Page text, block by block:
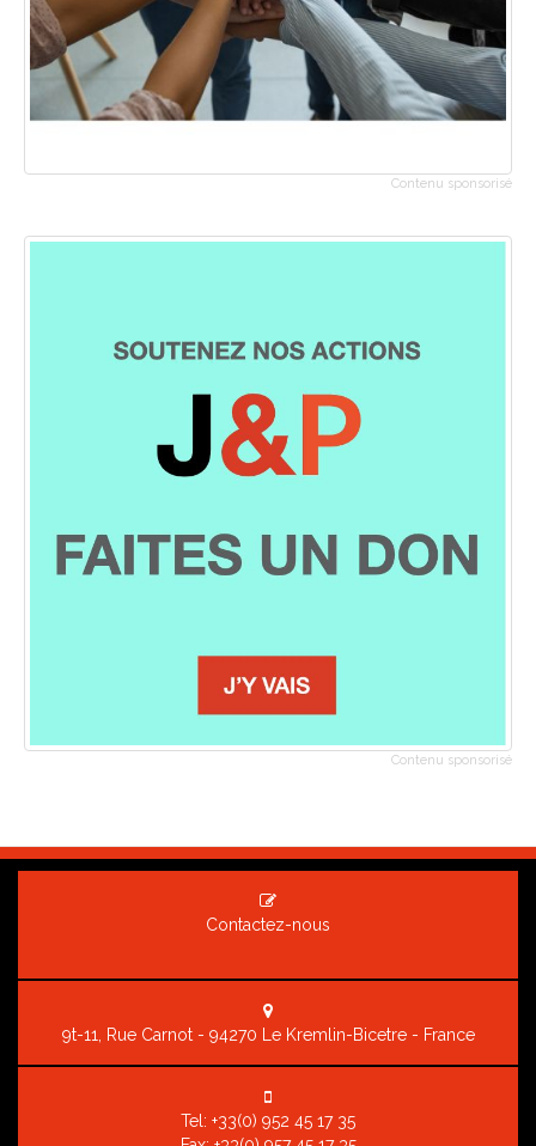
Contenu sponsorisé
Contenu sponsorisé
Contactez-nous
9t-11, Rue Carnot - 94270 Le Kremlin-Bicetre - France
Tel: +33(0) 952 45 17 35